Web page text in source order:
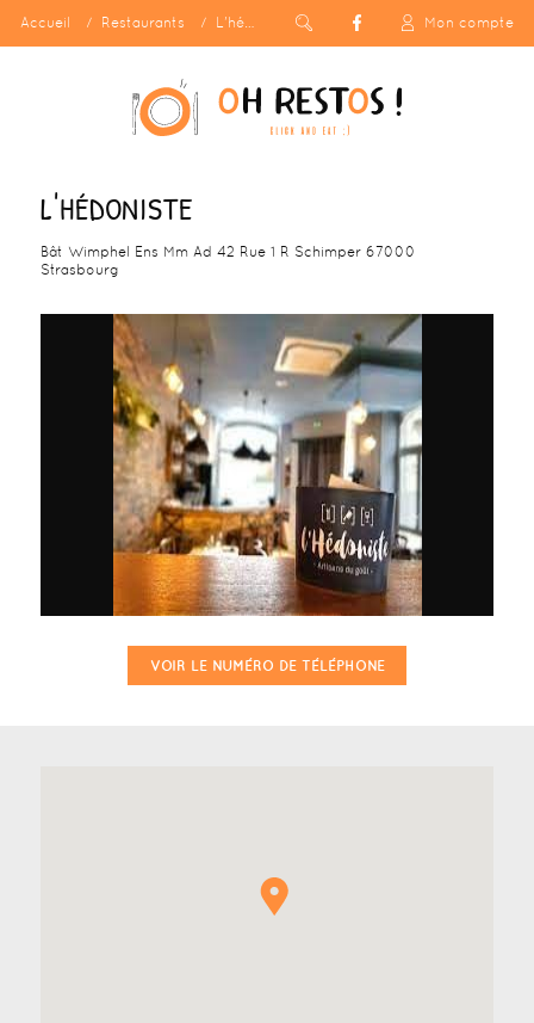
Accueil Restaurants L'hédoniste Mon compte
L'HÉDONISTE
Bât Wimphel Ens Mm Ad 42 Rue 1 R Schimper 67000
Strasbourg
VOIR LE NUMÉRO DE TÉLÉPHONE